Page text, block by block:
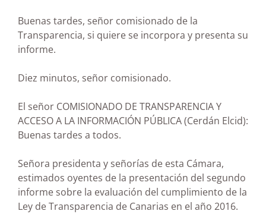
Buenas tardes, señor comisionado de la
Transparencia, si quiere se incorpora y presenta su
informe.
Diez minutos, señor comisionado.
El señor COMISIONADO DE TRANSPARENCIA Y
ACCESO A LA INFORMACIÓN PÚBLICA (Cerdán Elcid):
Buenas tardes a todos.
Señora presidenta y señorías de esta Cámara,
estimados oyentes de la presentación del segundo
informe sobre la evaluación del cumplimiento de la
Ley de Transparencia de Canarias en el año 2016.